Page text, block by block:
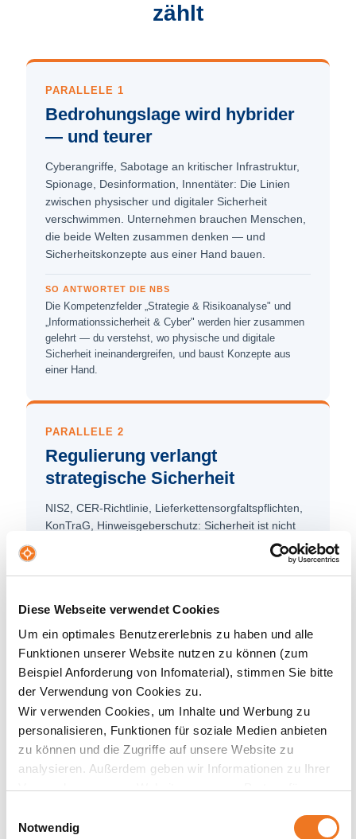
Diese Webseite verwendet Cookies
Um ein optimales Benutzererlebnis zu haben und alle
Funktionen unserer Website nutzen zu können (zum
Beispiel Anforderung von Infomaterial), stimmen Sie bitte
der Verwendung von Cookies zu.
Wir verwenden Cookies, um Inhalte und Werbung zu
personalisieren, Funktionen für soziale Medien anbieten
zu können und die Zugriffe auf unsere Website zu
analysieren. Außerdem geben wir Informationen zu Ihrer
Verwendung unserer Website an unsere Partner für
Partner führen diese Informationen möglicherweise mit
Notwendig
zählt
PARALLELE 1
Bedrohungslage wird hybrider
— und teurer
Cyber­angriffe, Sabotage an kritischer Infra­struktur,
Spionage, Desinformation, Innentäter: Die Linien
zwischen physischer und digitaler Sicherheit
verschwimmen. Unternehmen brauchen Menschen,
die beide Welten zusammen denken — und
Sicherheits­konzepte aus einer Hand bauen.
SO ANTWORTET DIE NBS
Die Kompetenzfelder „Strategie & Risikoanalyse" und
„Informationssicherheit & Cyber" werden hier zusammen
gelehrt — du verstehst, wo physische und digitale
Sicherheit ineinandergreifen, und baust Konzepte aus
einer Hand.
PARALLELE 2
Regulierung verlangt
strategische Sicherheit
NIS2, CER-Richtlinie, Lieferketten­sorgfalts­pflichten,
KonTraG, Hinweis­geber­schutz: Sicherheit ist nicht
mehr Kür, sondern Pflicht — mit Haftungs­risiken bis
in die Geschäfts­führung. Wer Compliance, Risk und
Resilienz steuern kann, wird zur unverzicht­baren
SO ANTWORTET DIE NBS
Eigene Kompetenzfelder zu „Compliance &
Wirtschaftskriminalität" und „Krise & Resilienz" machen
genau diese Steuerung zur Kernkompetenz —
rechtssicher aufgestellt, bevor Haftung greift.
PARALLELE 3
Sicherheit wird C-Level —
Der Chief Security Officer ist in vielen Konzernen